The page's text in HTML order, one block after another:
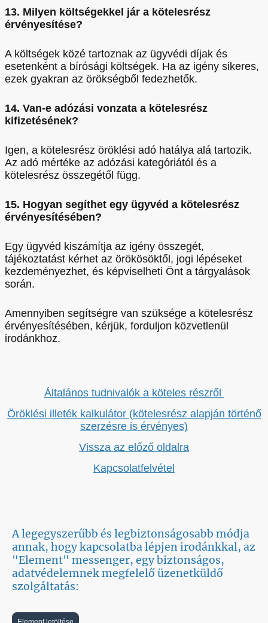
13. Milyen költségekkel jár a kötelesrész
érvényesítése?
A költségek közé tartoznak az ügyvédi díjak és
esetenként a bírósági költségek. Ha az igény sikeres,
ezek gyakran az örökségből fedezhetők.
14. Van-e adózási vonzata a kötelesrész
kifizetésének?
Igen, a kötelesrész öröklési adó hatálya alá tartozik.
Az adó mértéke az adózási kategóriától és a
kötelesrész összegétől függ.
15. Hogyan segíthet egy ügyvéd a kötelesrész
érvényesítésében?
Egy ügyvéd kiszámítja az igény összegét,
tájékoztatást kérhet az örökösöktől, jogi lépéseket
kezdeményezhet, és képviselheti Önt a tárgyalások
során.
Amennyiben segítségre van szüksége a kötelesrész
érvényesítésében, kérjük, forduljon közvetlenül
irodánkhoz.
Általános tudnivalók a köteles részről
Öröklési illeték kalkulátor (kötelesrész alapján történő
szerzésre is érvényes)
Vissza az előző oldalra
Kapcsolatfelvétel
A legegyszerűbb és legbiztonságosabb módja
annak, hogy kapcsolatba lépjen irodánkkal, az
"Element" messenger, egy biztonságos,
adatvédelemnek megfelelő üzenetküldő
szolgáltatás: